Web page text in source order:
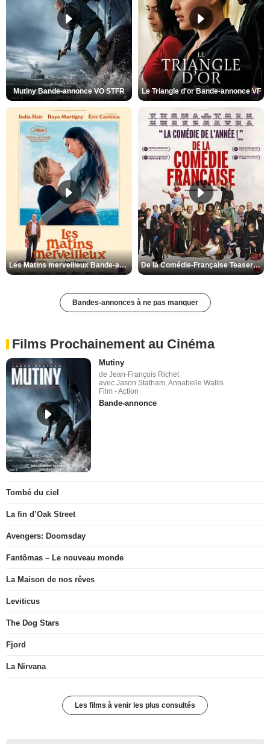
Mutiny Bande-annonce VO STFR Le Triangle d'or Bande-annonce VF
Les Matins merveilleux Bande-annonce VF De la Comédie-Française Teaser VF
Bandes-annonces à ne pas manquer
Films Prochainement au Cinéma
Mutiny
de Jean-François Richet
avec Jason Statham, Annabelle Wallis
Film - Action
Bande-annonce
Tombé du ciel
La fin d’Oak Street
Avengers: Doomsday
Fantômas – Le nouveau monde
La Maison de nos rêves
Leviticus
The Dog Stars
Fjord
La Nirvana
Les films à venir les plus consultés